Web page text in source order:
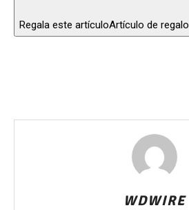
Regala este artículoArtículo de regalo
WDWIRE